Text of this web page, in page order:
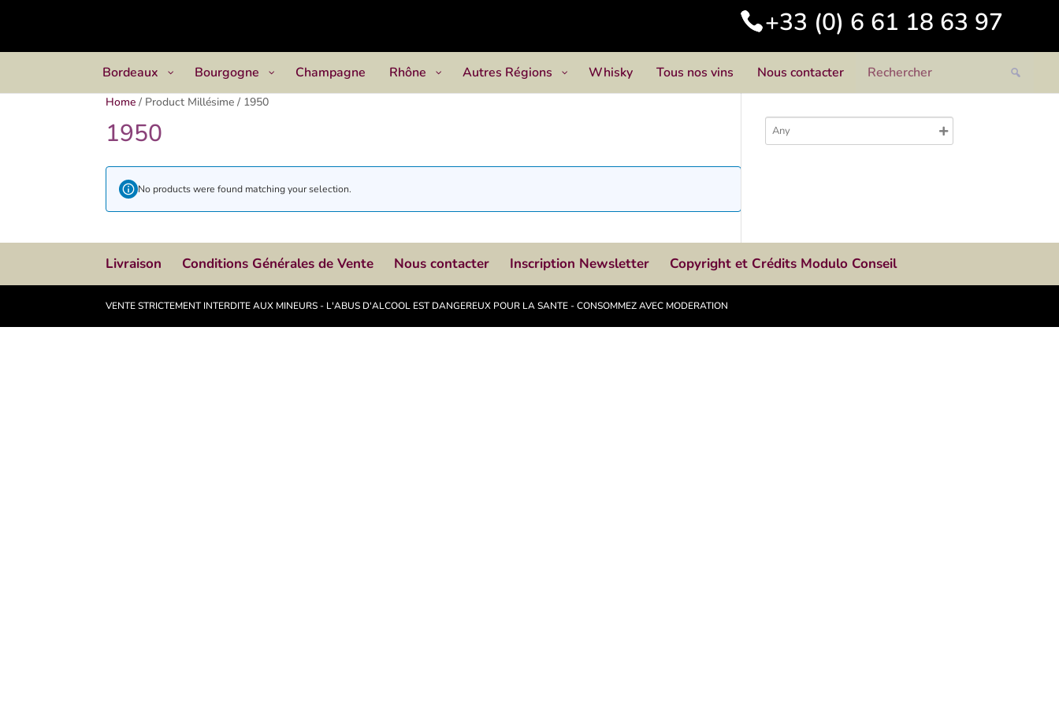
+33 (0) 6 61 18 63 97
Bordeaux Bourgogne Champagne Rhône Autres Régions Whisky Tous nos vins Nous contacter
Home / Product Millésime / 1950
1950
No products were found matching your selection.
Livraison Conditions Générales de Vente Nous contacter Inscription Newsletter Copyright et Crédits Modulo Conseil
VENTE STRICTEMENT INTERDITE AUX MINEURS - L'ABUS D'ALCOOL EST DANGEREUX POUR LA SANTE - CONSOMMEZ AVEC MODERATION